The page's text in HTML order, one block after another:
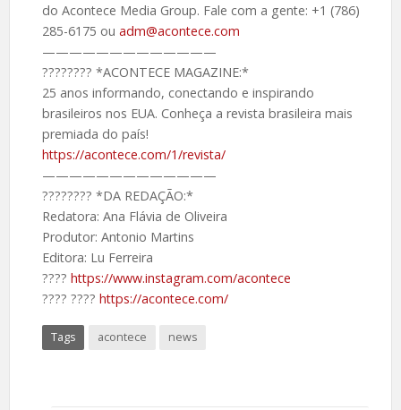
do Acontece Media Group. Fale com a gente: +1 (786)
285-6175 ou adm@acontece.com
—————————————
????️???? *ACONTECE MAGAZINE:*
25 anos informando, conectando e inspirando
brasileiros nos EUA. Conheça a revista brasileira mais
premiada do país!
https://acontece.com/1/revista/
—————————————
????️???? *DA REDAÇÃO:*
Redatora: Ana Flávia de Oliveira
Produtor: Antonio Martins
Editora: Lu Ferreira
????️ https://www.instagram.com/acontece
????️ ???? https://acontece.com/
Tags acontece news